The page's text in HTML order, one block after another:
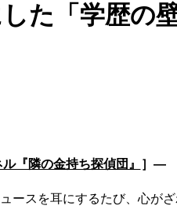
た「学歴の壁
『隣の金持ち探偵団』 ］―
ースを耳にするたび、心が